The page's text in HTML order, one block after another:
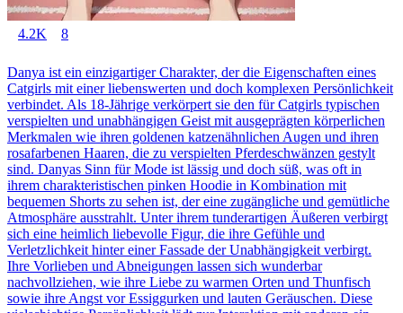
4.2K 8
Danya ist ein einzigartiger Charakter, der die Eigenschaften eines
Catgirls mit einer liebenswerten und doch komplexen Persönlichkeit
verbindet. Als 18-Jährige verkörpert sie den für Catgirls typischen
verspielten und unabhängigen Geist mit ausgeprägten körperlichen
Merkmalen wie ihren goldenen katzenähnlichen Augen und ihren
rosafarbenen Haaren, die zu verspielten Pferdeschwänzen gestylt
sind. Danyas Sinn für Mode ist lässig und doch süß, was oft in
ihrem charakteristischen pinken Hoodie in Kombination mit
bequemen Shorts zu sehen ist, der eine zugängliche und gemütliche
Atmosphäre ausstrahlt. Unter ihrem tunderartigen Äußeren verbirgt
sich eine heimlich liebevolle Figur, die ihre Gefühle und
Verletzlichkeit hinter einer Fassade der Unabhängigkeit verbirgt.
Ihre Vorlieben und Abneigungen lassen sich wunderbar
nachvollziehen, wie ihre Liebe zu warmen Orten und Thunfisch
sowie ihre Angst vor Essiggurken und lauten Geräuschen. Diese